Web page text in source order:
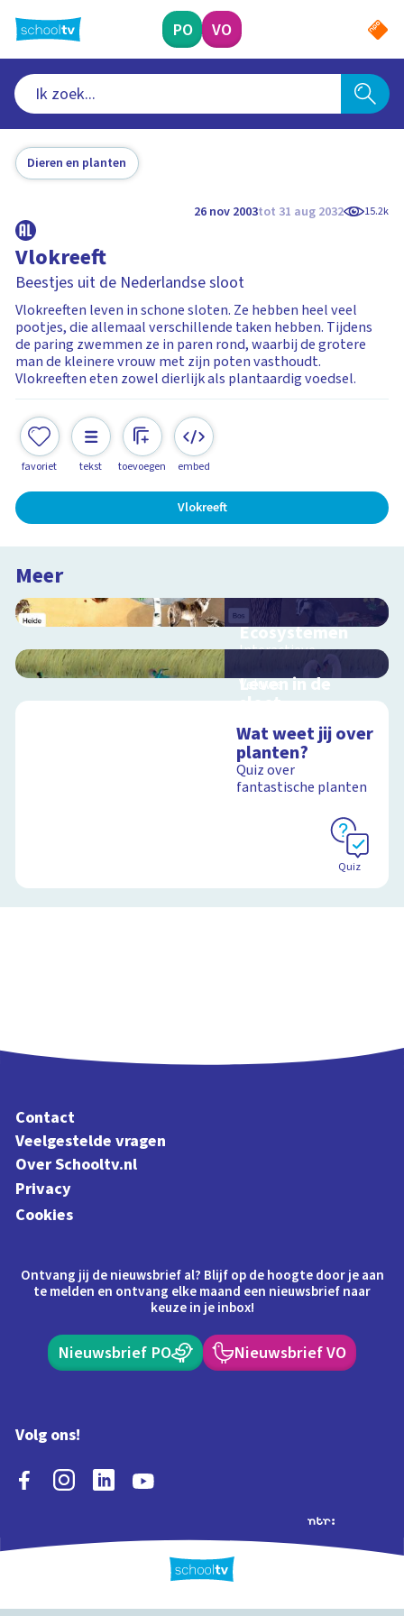
naar
hoofdinhoud
PO VO
Dieren en planten
26 nov 2003tot 31 aug 2032 15.2k
Vlokreeft
Beestjes uit de Nederlandse sloot
Vlokreeften leven in schone sloten. Ze hebben heel veel
pootjes, die allemaal verschillende taken hebben. Tijdens
de paring zwemmen ze in paren rond, waarbij de grotere
man de kleinere vrouw met zijn poten vasthoudt.
Vlokreeften eten zowel dierlijk als plantaardig voedsel.
favoriet tekst toevoegen embed
Vlokreeft
Meer
Ecosystemen
Interactieve
schoolplaat over de
Veluwe
Leven in de
sloot
schoolplaat over het
slootleven
Schoolplaat
Wat weet jij over
planten?
Quiz over
fantastische planten
Quiz
Contact
Veelgestelde vragen
Over Schooltv.nl
Privacy
Cookies
Ontvang jij de nieuwsbrief al? Blijf op de hoogte door je aan
te melden en ontvang elke maand een nieuwsbrief naar
keuze in je inbox!
Nieuwsbrief PO Nieuwsbrief VO
Volg ons!